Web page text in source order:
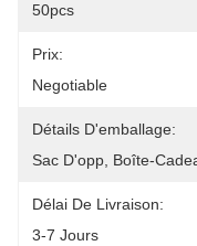
50pcs
Prix:
Negotiable
Détails D'emballage:
Sac D'opp, Boîte-
Délai De Livraison:
3-7 Jours